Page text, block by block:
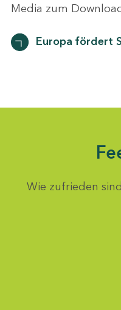
Media zum
Europa fördert
Wie zufrieden